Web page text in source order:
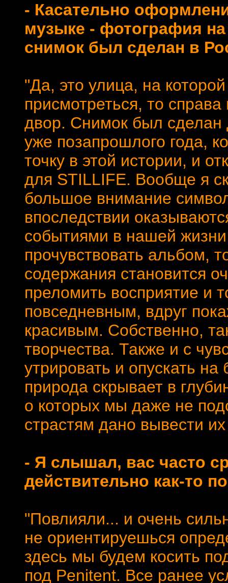
- Касательно
музыке - фотография
снимок был сделан в
"Да, это улица, на
присмотреться, то
двор. Снимок был сделан
уже позапрошлого года,
точку в этой истории, и
для STILLIFE. Вообще я
большое внимание
впоследствии
событиями в нашей
прочувствовать альбом,
содержания становится
преломить восприятие и
повседневным, вдруг
красивым. Собственно,
творчества. Также и с
утрировать и опускать
природа скрывает в
о которых мы даже не
страстям дано вывести
- Я слышал, вас часто
действительно как-то
"Повлияли... и очень
не ориентируешься
здесь мы будем косить
под Penitent. Все ранее